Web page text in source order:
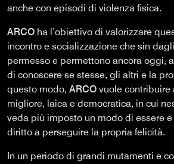
anche con episodi di violenza fisica.
ARCO ha l’obiettivo di valorizzare
incontro e socializzazione che sin
permesso e permettono ancora oggi,
di conoscere se stesse, gli altri e la
questo modo, ARCO vuole contribuire
migliore, laica e democratica, in cui
veda più imposto un modo di essere
diritto a perseguire la propria felicità.
In un periodo di grandi mutamenti e